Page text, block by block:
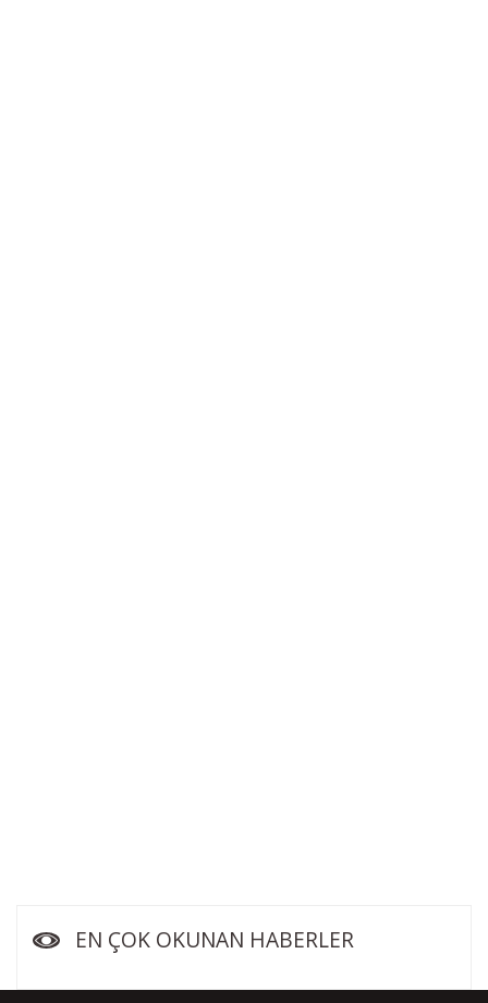
EN ÇOK OKUNAN HABERLER